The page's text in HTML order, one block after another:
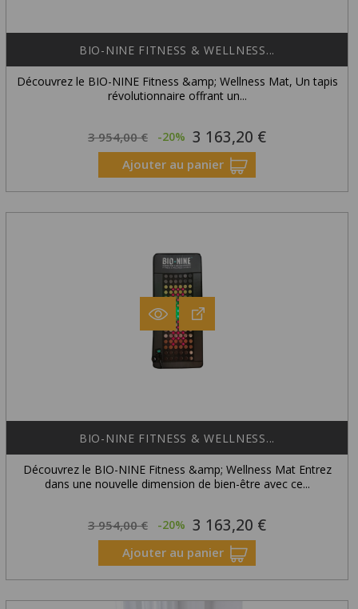
BIO-NINE FITNESS & WELLNESS...
Découvrez le BIO-NINE Fitness &amp; Wellness Mat, Un tapis
révolutionnaire offrant un...
Prix
habituel
3 954,00 € -20% Prix
3 163,20 €
Ajouter au panier
BIO-NINE FITNESS & WELLNESS...
Découvrez le BIO-NINE Fitness &amp; Wellness Mat Entrez
dans une nouvelle dimension de bien-être avec ce...
Prix
habituel
3 954,00 € -20% Prix
3 163,20 €
Ajouter au panier